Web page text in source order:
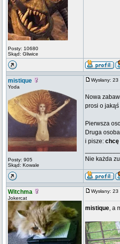
Posty: 10680
Skąd: Gliwice
mistique
Yoda
Posty: 905
Skąd: Kowale
Wysłany:
Nowa
prosi o jakąś
Pierwsza
Druga
i pisze: chcę
Nie każda
Witchma
Jokercat
Wysłany:
mistique, a